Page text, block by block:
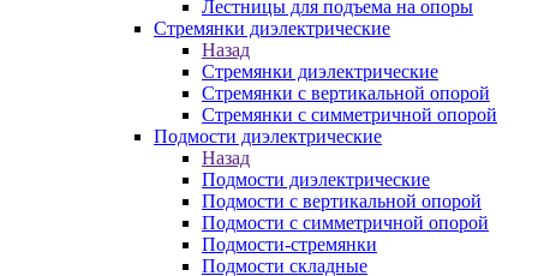
Лестницы для подъема на опоры
Стремянки диэлектрические
Назад
Стремянки диэлектрические
Стремянки с вертикальной опорой
Стремянки с симметричной опорой
Подмости диэлектрические
Назад
Подмости диэлектрические
Подмости с вертикальной опорой
Подмости с симметричной опорой
Подмости-стремянки
Подмости складные